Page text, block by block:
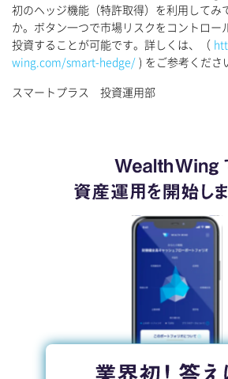
初のヘッジ機能（特許取得）を利用してみ
か。ボタン一つで市場リスクをコントロー
投資することが可能です。詳しくは、（
wing.com/smart-hedge/ ) をご参考くださ
スマートプラス 投資運用部